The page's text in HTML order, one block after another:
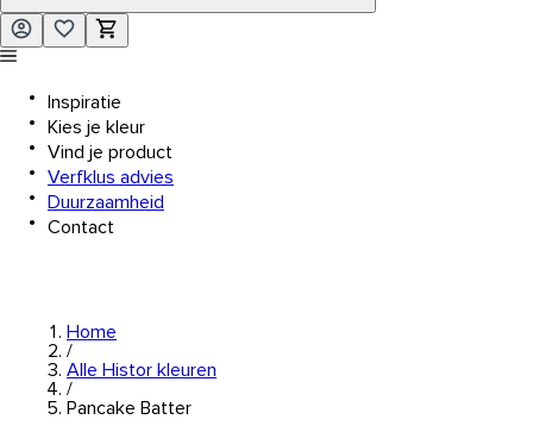
Inspiratie
Kies je kleur
Vind je product
Verfklus advies
Duurzaamheid
Contact
Home
/
Alle Histor kleuren
/
Pancake Batter